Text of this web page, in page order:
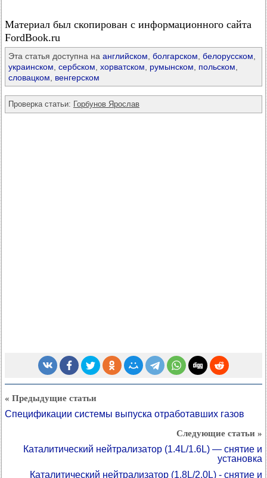
Материал был скопирован с информационного сайта
FordBook.ru
Эта статья доступна на английском болгарском белорусском
украинском сербском хорватском румынском польском
словацком
венгерском
Проверка статьи: Горбунов Ярослав
« Предыдущие статьи
Спецификации системы выпуска отработавших газов
Следующие статьи »
Каталитический нейтрализатор (1.4L/1.6L) — снятие и
установка
Каталитический нейтрализатор (1.8L/2.0L) - снятие и